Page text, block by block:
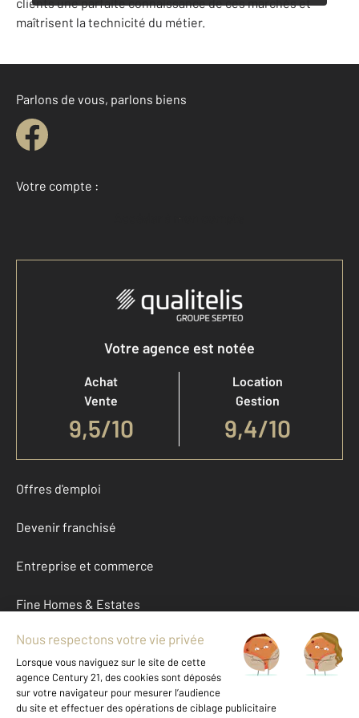
maîtrisent la technicité du métier.
Parlons de vous, parlons biens
Votre compte :
Accéder à mon compte
Votre agence est notée
Achat
Vente
9,5/10
Location
Gestion
9,4/10
Offres d'emploi
Devenir franchisé
Entreprise et commerce
Fine Homes & Estates
À propos
International